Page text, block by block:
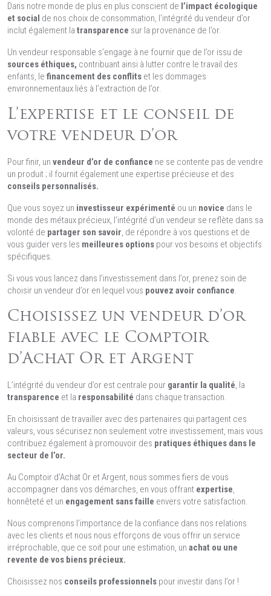
Dans notre monde de plus en plus conscient de l’impact écologique
et social de nos choix de consommation, l’intégrité du vendeur d’or
inclut également la transparence sur la provenance de l’or.
Un vendeur responsable s’engage à ne fournir que de l’or issu de
sources éthiques, contribuant ainsi à lutter contre le travail des
enfants, le financement des conflits et les dommages
environnementaux liés à l’extraction de l’or.
L’expertise et le conseil de
votre vendeur d’or
Pour finir, un vendeur d’or de confiance ne se contente pas de vendre
un produit ; il fournit également une expertise précieuse et des
conseils personnalisés.
Que vous soyez un investisseur expérimenté ou un novice dans le
monde des métaux précieux, l’intégrité d’un vendeur se reflète dans sa
volonté de partager son savoir, de répondre à vos questions et de
vous guider vers les meilleures options pour vos besoins et objectifs
spécifiques.
Si vous vous lancez dans l’investissement dans l’or, prenez soin de
choisir un vendeur d’or en lequel vous pouvez avoir confiance.
Choisissez un vendeur d’or
fiable avec le Comptoir
d’Achat Or et Argent
L’intégrité du vendeur d’or est centrale pour garantir la qualité, la
transparence et la responsabilité dans chaque transaction.
En choisissant de travailler avec des partenaires qui partagent ces
valeurs, vous sécurisez non seulement votre investissement, mais vous
contribuez également à promouvoir des pratiques éthiques dans le
secteur de l’or.
Au Comptoir d’Achat Or et Argent, nous sommes fiers de vous
accompagner dans vos démarches, en vous offrant expertise,
honnêteté et un engagement sans faille envers votre satisfaction.
Nous comprenons l’importance de la confiance dans nos relations
avec les clients et nous nous efforçons de vous offrir un service
irréprochable, que ce soit pour une estimation, un achat ou une
revente de vos biens précieux.
Choisissez nos conseils professionnels pour investir dans l’or !